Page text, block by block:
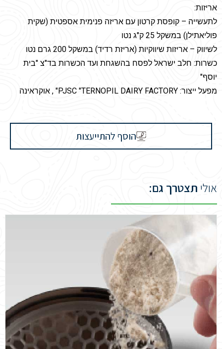
אריזות:
לתעשייה – קופסת קרטון עם אריזה פנימית אספטית (שקית
פוליאתילן) במשקל 25 ק"ג נטו
לשיווק – אריזות שיווקיות (אריזת רדיד) במשקל 200 גרם נטו
כשרות: חלב ישראל לפסח בהשגחת ועד הכשרות בד"צ "בית
יוסף"
מפעל ייצור: PJSC "TERNOPIL DAIRY FACTORY" , אוקראינה
הוסף להתייעצות
אולי תצטרך גם: